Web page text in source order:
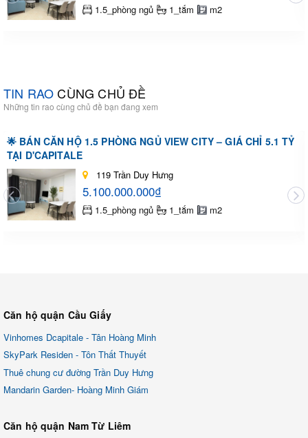
1.5_phòng ngủ 1_tắm m2
TIN RAOCÙNG CHỦ ĐỀ
Những tin rao cùng chủ đề bạn đang xem
🌟 BÁN CĂN HỘ 1.5 PHÒNG NGỦ VIEW CITY – GIÁ CHỈ 5.1 TỶ
TẠI D'CAPITALE
119 Trần Duy Hưng
5.100.000.000₫
1.5_phòng ngủ 1_tắm m2
Căn hộ quận Cầu Giấy
Vinhomes Dcapitale - Tân Hoàng Minh
SkyPark Residen - Tôn Thất Thuyết
Thuê chung cư đường Trần Duy Hưng
Mandarin Garden- Hoàng Minh Giám
Căn hộ quận Nam Từ Liêm